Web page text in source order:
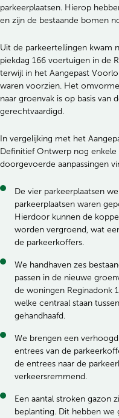
parkeerplaatsen. Hierop
en zijn de bestaande bomen
Uit de parkeertellingen kwam
piekdag 166 voertuigen in de
terwijl in het Aangepast
waren voorzien. Het
naar groenvak is op basis van
gerechtvaardigd.
In vergelijking met het
Definitief Ontwerp nog enkele
doorgevoerde aanpassingen
De vier parkeerplaatsen
parkeerplaatsen waren
Hierdoor kunnen de
worden vergroend, wat
de parkeerkoffers.
We handhaven zes
passen in de nieuwe
de woningen Reginadonk
welke centraal staan
gehandhaafd.
We brengen een
entrees van de
de entrees naar de
verkeersremmend.
Een aantal stroken gazon
beplanting. Dit hebben